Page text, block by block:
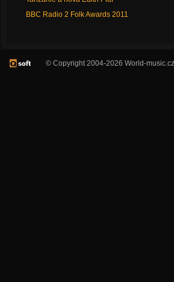
BBC Radio 2 Folk Awards 2011
© Copyright 2004-2026 World-